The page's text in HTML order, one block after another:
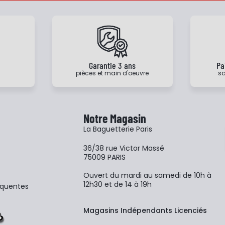
Garantie 3 ans
pièces et main d'oeuvre
Notre Magasin
La Baguetterie Paris
36/38 rue Victor Massé
75009 PARIS
Ouvert du mardi au samedi de 10h à
12h30 et de 14 à 19h
Magasins Indépendants Licenciés